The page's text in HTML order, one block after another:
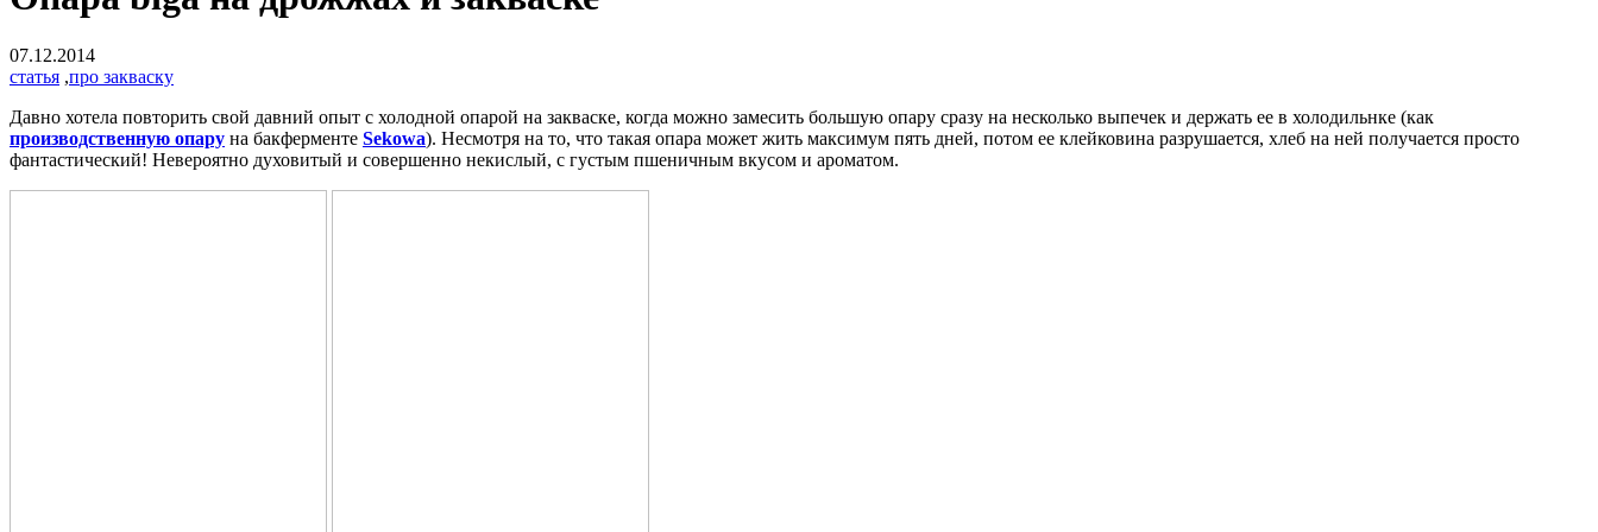
07.12.2014
статья ,про закваску
Давно хотела повторить свой давний опыт с холодной опарой на закваске, когда можно замесить большую опару сразу на несколько выпечек и держать ее в холодильнке (как
производственную опару на бакферменте Sekowa). Несмотря на то, что такая опара может жить максимум пять дней, потом ее клейковина разрушается, хлеб на ней получается просто
фантастический! Невероятно духовитый и совершенно некислый, с густым пшеничным вкусом и ароматом.